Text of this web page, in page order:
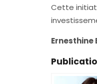
Cette
Ernesthine